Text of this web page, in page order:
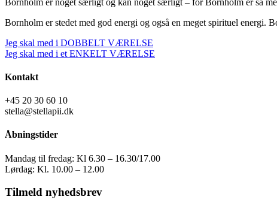
Bornholm er stedet med god energi og også en meget spirituel
Jeg skal med i DOBBELT VÆRELSE
Jeg skal med i et ENKELT VÆRELSE
Kontakt
+45 20 30 60 10
stella@stellapii.dk
Åbningstider
Mandag til fredag: Kl 6.30 – 16.30/17.00
Lørdag: Kl. 10.00 – 12.00
Tilmeld nyhedsbrev